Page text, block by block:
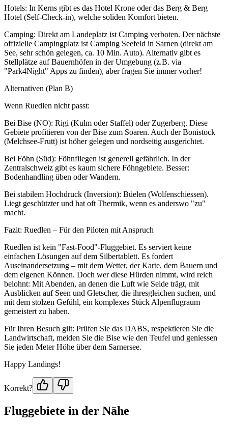
Hotels: In Kerns gibt es das Hotel Krone oder das Berg & Berg
Hotel (Self-Check-in), welche soliden Komfort bieten.
Camping: Direkt am Landeplatz ist Camping verboten. Der nächste
offizielle Campingplatz ist Camping Seefeld in Sarnen (direkt am
See, sehr schön gelegen, ca. 10 Min. Auto). Alternativ gibt es
Stellplätze auf Bauernhöfen in der Umgebung (z.B. via
"Park4Night" Apps zu finden), aber fragen Sie immer vorher!
Alternativen (Plan B)
Wenn Ruedlen nicht passt:
Bei Bise (NO): Rigi (Kulm oder Staffel) oder Zugerberg. Diese
Gebiete profitieren von der Bise zum Soaren. Auch der Bonistock
(Melchsee-Frutt) ist höher gelegen und nordseitig ausgerichtet.
Bei Föhn (Süd): Föhnfliegen ist generell gefährlich. In der
Zentralschweiz gibt es kaum sichere Föhngebiete. Besser:
Bodenhandling üben oder Wandern.
Bei stabilem Hochdruck (Inversion): Büelen (Wolfenschiessen).
Liegt geschützter und hat oft Thermik, wenn es anderswo "zu"
macht.
Fazit: Ruedlen – Für den Piloten mit Anspruch
Ruedlen ist kein "Fast-Food"-Fluggebiet. Es serviert keine
einfachen Lösungen auf dem Silbertablett. Es fordert
Auseinandersetzung – mit dem Wetter, der Karte, dem Bauern und
dem eigenen Können. Doch wer diese Hürden nimmt, wird reich
belohnt: Mit Abenden, an denen die Luft wie Seide trägt, mit
Ausblicken auf Seen und Gletscher, die ihresgleichen suchen, und
mit dem stolzen Gefühl, ein komplexes Stück Alpenflugraum
gemeistert zu haben.
Für Ihren Besuch gilt: Prüfen Sie das DABS, respektieren Sie die
Landwirtschaft, meiden Sie die Bise wie den Teufel und geniessen
Sie jeden Meter Höhe über dem Sarnersee.
Happy Landings!
Korrekt?
Fluggebiete in der Nähe